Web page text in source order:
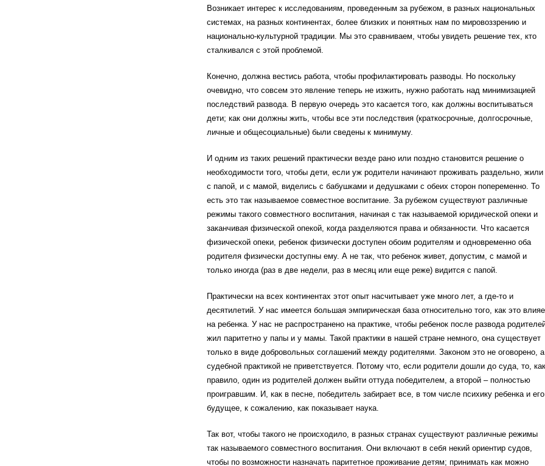
Возникает интерес к исследованиям, проведенным за рубежом, в разных национальных
системах, на разных континентах, более близких и понятных нам по мировоззрению и
национально-культурной традиции. Мы это сравниваем, чтобы увидеть решение тех, кто
сталкивался с этой проблемой.
Конечно, должна вестись работа, чтобы профилактировать разводы. Но поскольку
очевидно, что совсем это явление теперь не изжить, нужно работать над минимизацией
последствий развода. В первую очередь это касается того, как должны воспитываться
дети; как они должны жить, чтобы все эти последствия (краткосрочные, долгосрочные,
личные и общесоциальные) были сведены к минимуму.
И одним из таких решений практически везде рано или поздно становится решение о
необходимости того, чтобы дети, если уж родители начинают проживать раздельно, жили
с папой, и с мамой, виделись с бабушками и дедушками с обеих сторон попеременно. То
есть это так называемое совместное воспитание. За рубежом существуют различные
режимы такого совместного воспитания, начиная с так называемой юридической опеки и
заканчивая физической опекой, когда разделяются права и обязанности. Что касается
физической опеки, ребенок физически доступен обоим родителям и одновременно оба
родителя физически доступны ему. А не так, что ребенок живет, допустим, с мамой и
только иногда (раз в две недели, раз в месяц или еще реже) видится с папой.
Практически на всех континентах этот опыт насчитывает уже много лет, а где-то и
десятилетий. У нас имеется большая эмпирическая база относительно того, как это
на ребенка. У нас не распространено на практике, чтобы ребенок после развода
жил паритетно у папы и у мамы. Такой практики в нашей стране немного, она существует
только в виде добровольных соглашений между родителями. Законом это не оговорено, а
судебной практикой не приветствуется. Потому что, если родители дошли до суда, то, как
правило, один из родителей должен выйти оттуда победителем, а второй – полностью
проигравшим. И, как в песне, победитель забирает все, в том числе психику ребенка и его
будущее, к сожалению, как показывает наука.
Так вот, чтобы такого не происходило, в разных странах существуют различные режимы
так называемого совместного воспитания. Они включают в себя некий ориентир судов,
чтобы по возможности назначать паритетное проживание детям; принимать как можно